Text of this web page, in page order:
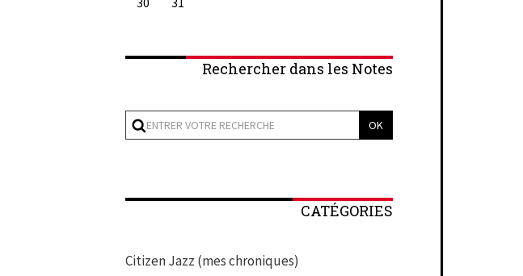
Rechercher dans les Notes
CATÉGORIES
Citizen Jazz (mes chroniques)